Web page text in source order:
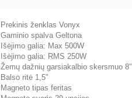
Prekinis ženklas Vonyx
Gaminio spalva Geltona
Išėjimo galia: Max 500W
Išėjimo galia: RMS 250W
Žemų dažnių garsiakalbio skersmuo 8"
Balso ritė 1,5"
Magneto tipas feritas